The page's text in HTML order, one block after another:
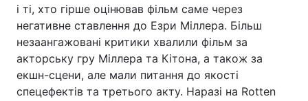
і ті, хто гірше оцінював фільм саме через
негативне ставлення до Езри Міллера. Більш
незаангажовані критики хвалили фільм за
акторську гру Міллера та Кітона, а також за
екшн-сцени, але мали питання до якості
спецефектів та третього акту. Наразі на Rotten